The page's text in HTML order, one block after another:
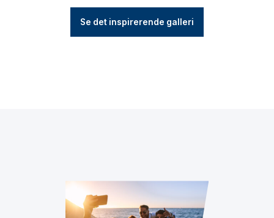
Se det inspirerende galleri